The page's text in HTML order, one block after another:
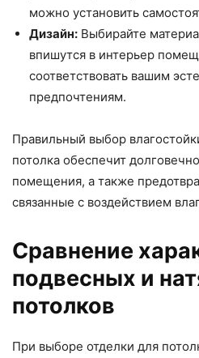
можно установить
Дизайн: Выбирайте
впишутся в интерьер
соответствовать вашим
предпочтениям.
Правильный выбор
потолка обеспечит
помещения, а также
связанные с воздействием
Сравнение
подвесных и
потолков
При выборе отделки для